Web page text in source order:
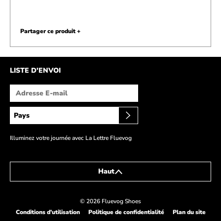
RETOUR AU FLUEBLOG
Partager ce produit +
LISTE D'ENVOI
Illuminez votre journée avec La Lettre Fluevog
Haut
© 2026 Fluevog Shoes
Conditions d’utilisation
Politique de confidentialité Plan du site